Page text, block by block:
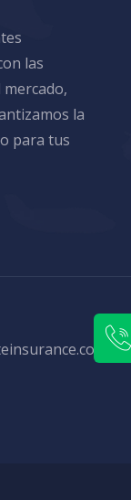
las
la
para tus